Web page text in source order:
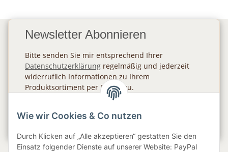
Newsletter Abonnieren
Bitte senden Sie mir entsprechend Ihrer
Datenschutzerklärung regelmäßig und jederzeit
widerruflich Informationen zu Ihrem
Produktsortiment per E-Mail zu.
Wie wir Cookies & Co nutzen
Durch Klicken auf „Alle akzeptieren“ gestatten Sie den
Einsatz folgender Dienste auf unserer Website: PayPal